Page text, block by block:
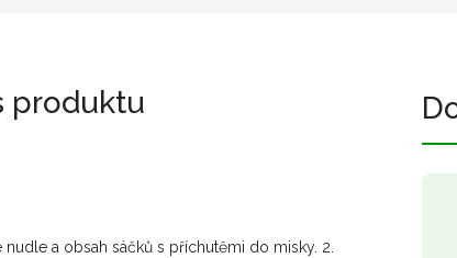
produktu
nudle a obsah sáčků s příchutěmi do misky. 2.